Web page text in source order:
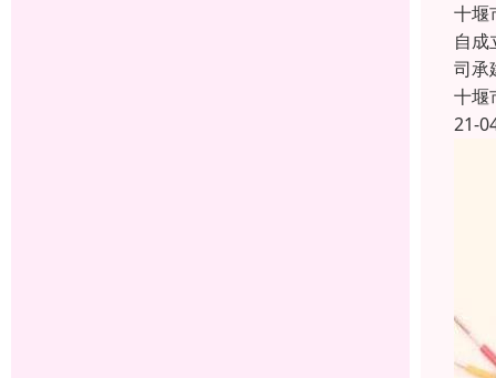
十堰
自
司承
十堰
21-